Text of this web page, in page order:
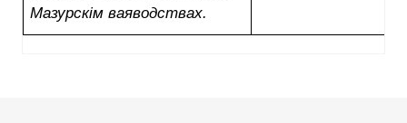
Мазурскім ваяводствах.